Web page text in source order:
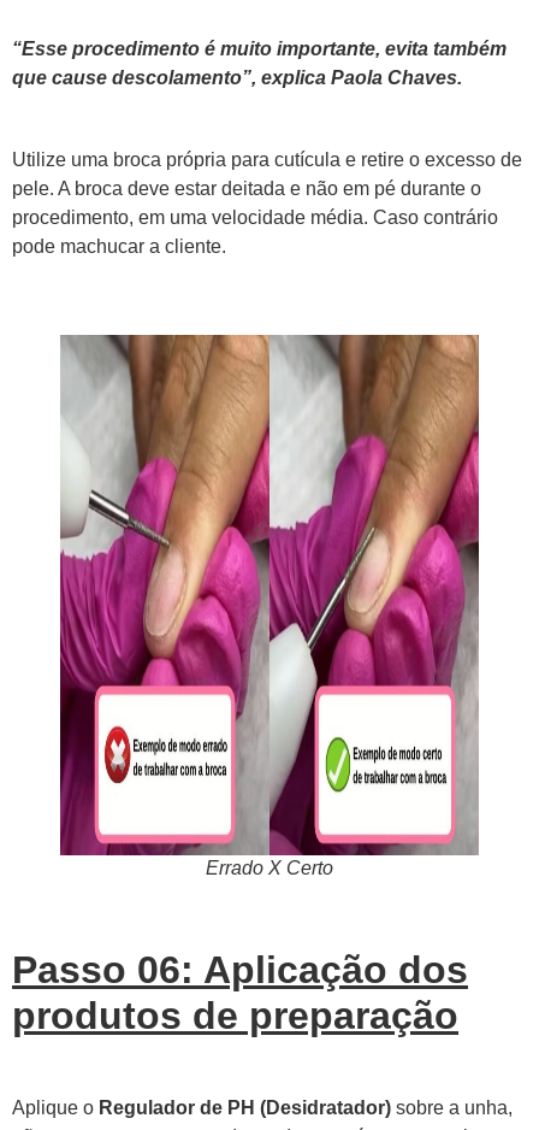
“Esse procedimento é muito importante, evita também
que cause descolamento”, explica Paola Chaves.
Utilize uma broca própria para cutícula e retire o excesso de
pele. A broca deve estar deitada e não em pé durante o
procedimento, em uma velocidade média. Caso contrário
pode machucar a cliente.
Errado X Certo
Passo 06: Aplicação dos
produtos de preparação
Aplique o Regulador de PH (Desidratador) sobre a unha,